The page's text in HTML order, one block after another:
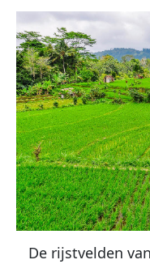
De rijstvelden